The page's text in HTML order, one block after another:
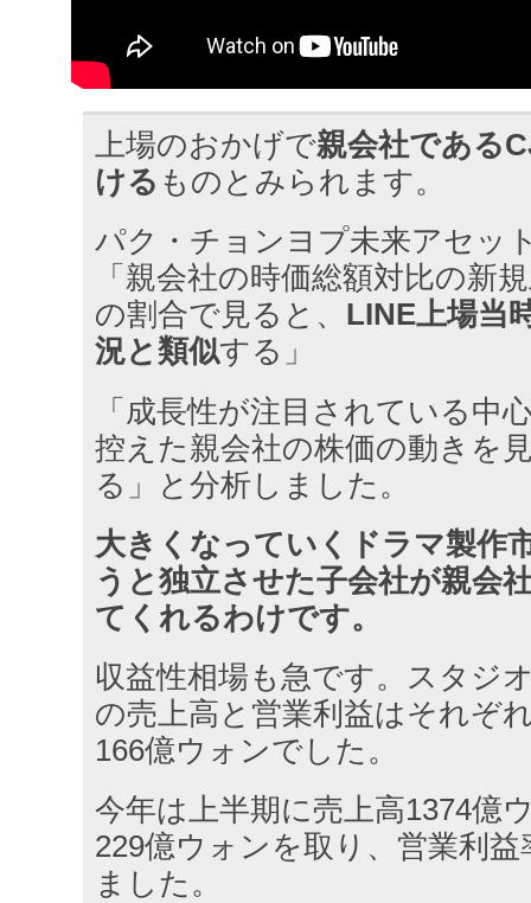
上場のおかげで親会社である
ける ものとみられます。
パク・チョンヨプ未来アセッ
「親会社の時価総額対比の新
の割合で見ると、 LINE上場当
況と類似する」
「成長性が注目されている中
控えた親会社の株価の動きを
る」と分析しました。
大きくなっていくドラマ製作
うと独立させた子会社が親会
てくれるわけです。
収益性相場も急です。スタジ
の売上高と営業利益はそれぞ
166億ウォンでした。
今年は上半期に売上高1374億
229億ウォンを取り、営業利
ました。